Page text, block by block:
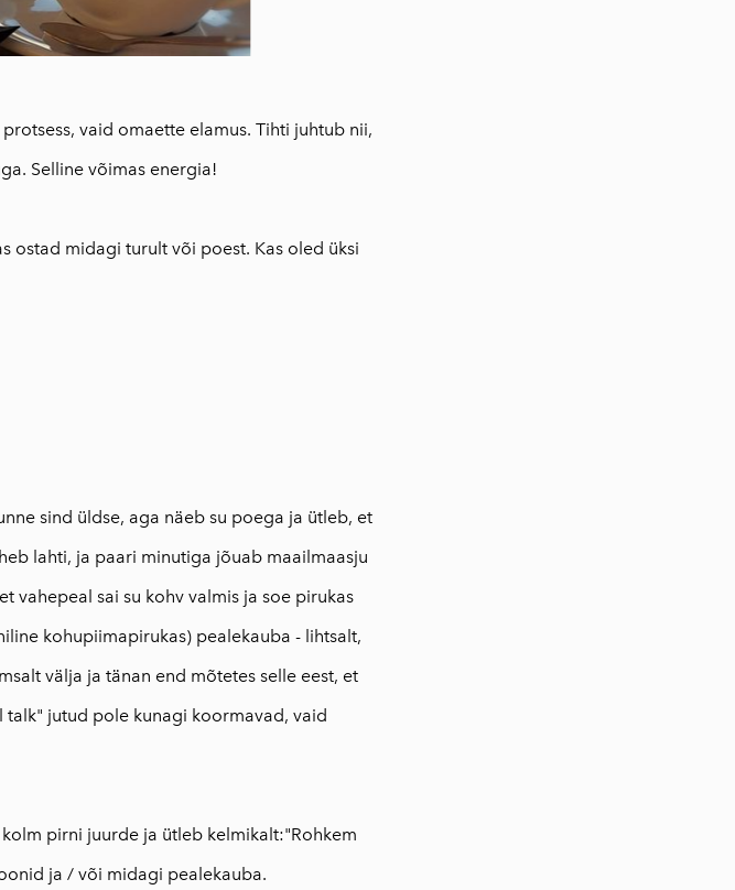
250ml
Traditsiooniline
Maitseained,
taime-ja õieteed
d
vaid omaette elamus. Tihti juhtub nii,
Selline võimas energia!
ostad midagi turult või poest. Kas oled üksi
sind üldse, aga näeb su poega ja ütleb, et
lahti, ja paari minutiga jõuab maailmaasju
vahepeal sai su kohv valmis ja soe pirukas
kohupiimapirukas) pealekauba - lihtsalt,
välja ja tänan end mõtetes selle eest, et
talk" jutud pole kunagi koormavad, vaid
pirni juurde ja ütleb kelmikalt:"Rohkem
ja / või midagi pealekauba.